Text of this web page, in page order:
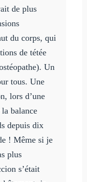
de plus
du corps, qui
de tétée
Un
tous. Une
lors d’une
balance
depuis dix
! Même si je
plus
s’était